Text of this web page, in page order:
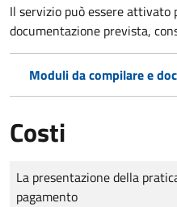
Il servizio può essere
documentazione prevista,
Moduli da compilare e
Costi
Tipo di pagamento
Importo
La presentazione della
pagamento